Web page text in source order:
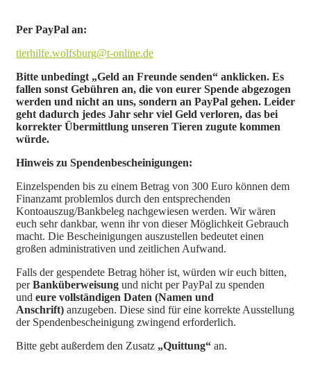
Per PayPal an:
tierhilfe.wolfsburg@t-online.de
Bitte unbedingt „Geld an Freunde senden“ anklicken. Es
fallen sonst Gebühren an, die von eurer Spende abgezogen
werden und nicht an uns, sondern an PayPal gehen. Leider
geht dadurch jedes Jahr sehr viel Geld verloren, das bei
korrekter Übermittlung unseren Tieren zugute kommen
würde.
Hinweis zu Spendenbescheinigungen:
Einzelspenden bis zu einem Betrag von 300 Euro können dem
Finanzamt problemlos durch den entsprechenden
Kontoauszug/Bankbeleg nachgewiesen werden. Wir wären
euch sehr dankbar, wenn ihr von dieser Möglichkeit Gebrauch
macht. Die Bescheinigungen auszustellen bedeutet einen
großen administrativen und zeitlichen Aufwand.
Falls der gespendete Betrag höher ist, würden wir euch bitten,
perBanküberweisung und nicht per PayPal zu spenden
und eure vollständigen Daten (Namen und
Anschrift) anzugeben. Diese sind für eine korrekte Ausstellung
der Spendenbescheinigung zwingend erforderlich.
Bitte gebt außerdem den Zusatz „Quittung“ an.